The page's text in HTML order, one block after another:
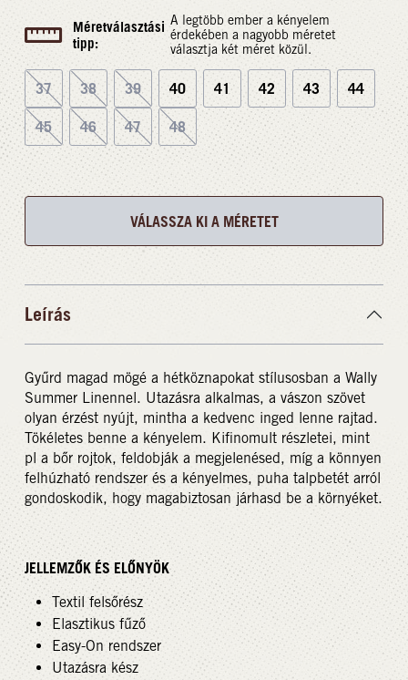
Méretválasztási
tipp:
A legtöbb ember a kényelem
érdekében a nagyobb méretet
választja két méret közül.
37 38 39 40 41 42 43 44
45 46 47 48
VÁLASSZA KI A MÉRETET
Leírás
Gyűrd magad mögé a hétköznapokat stílusosban a Wally
Summer Linennel. Utazásra alkalmas, a vászon szövet
olyan érzést nyújt, mintha a kedvenc inged lenne rajtad.
Tökéletes benne a kényelem. Kifinomult részletei, mint
pl a bőr rojtok, feldobják a megjelenésed, míg a könnyen
felhúzható rendszer és a kényelmes, puha talpbetét arról
gondoskodik, hogy magabiztosan járhasd be a környéket.
JELLEMZŐK ÉS ELŐNYÖK
Textil felsőrész
Elasztikus fűző
Easy-On rendszer
Utazásra kész